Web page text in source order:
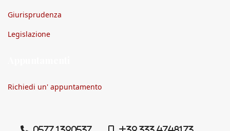
Giurisprudenza
Legislazione
Richiedi un' appuntamento
0577 1390537 +39 333 4748173